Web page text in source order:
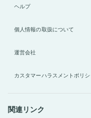
ヘルプ
個人情報の取扱について
運営会社
カスタマーハラスメントポリシ
関連リンク